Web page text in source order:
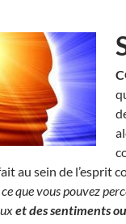
au sein de l’esprit
que vous pouvez
et des sentiments